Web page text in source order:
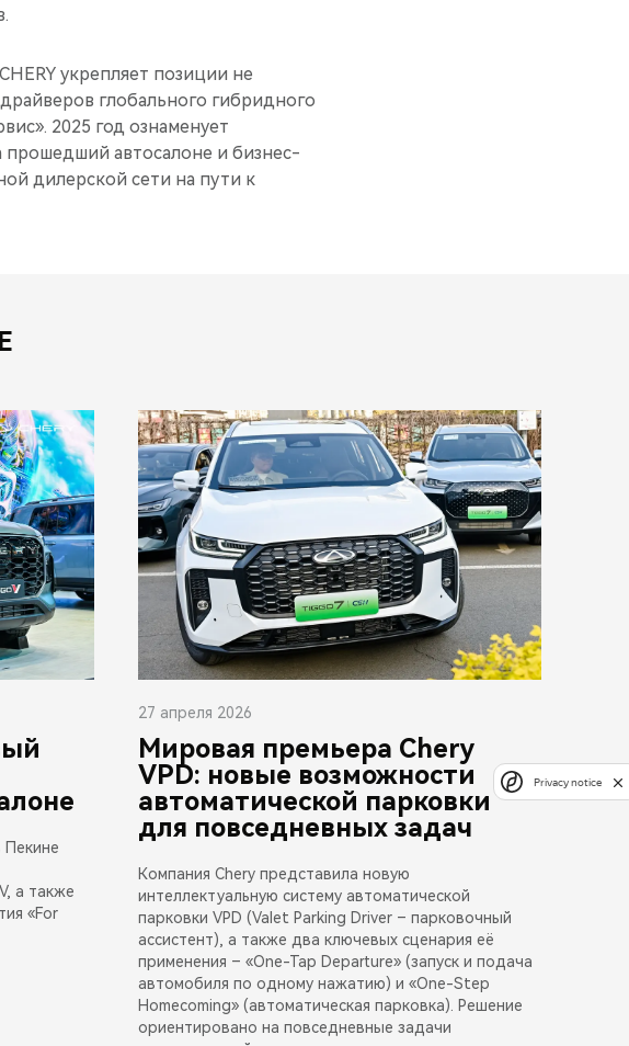
укрепляет позиции не
глобального гибридного
2025 год ознаменует
автосалоне и бизнес-
дилерской сети на пути к
Пекине
а также
«For
27 апреля 2026
Мировая премьера Chery
VPD: новые возможности
автоматической парковки
для повседневных задач
Компания Chery представила новую
интеллектуальную систему автоматической
парковки VPD (Valet Parking Driver – парковочный
ассистент), а также два ключевых сценария её
применения – «One-Tap Departure» (запуск и подача
автомобиля по одному нажатию) и «One-Step
Homecoming» (автоматическая парковка). Решение
ориентировано на повседневные задачи
Privacy notice